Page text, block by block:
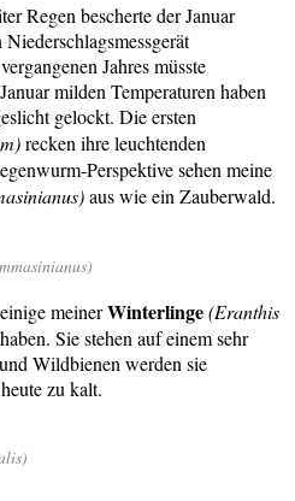
Regen bescherte der Januar
Jahres müsste
milden Temperaturen haben
gelockt. Die ersten
recken ihre leuchtenden
Perspektive sehen meine
aus wie ein Zauberwald.
meinerWinterlinge(Eranthis
Sie stehen auf einem sehr
Wildbienen werden sie
zu kalt.